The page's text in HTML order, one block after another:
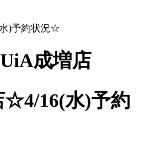
)予約状況☆
成増店
16(水)予約